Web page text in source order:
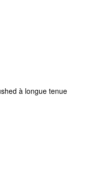
à longue tenue